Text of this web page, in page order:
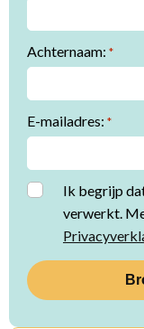
Achternaam: *
E-mailadres: *
Instemming
Ik begrijp
verwerkt.